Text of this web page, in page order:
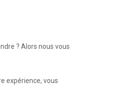
? Alors nous vous
expérience, vous